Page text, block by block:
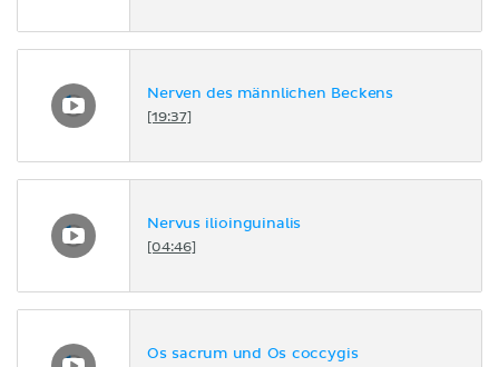
Nerven des männlichen Beckens
[19:37]
Nervus ilioinguinalis
[04:46]
Os sacrum und Os coccygis